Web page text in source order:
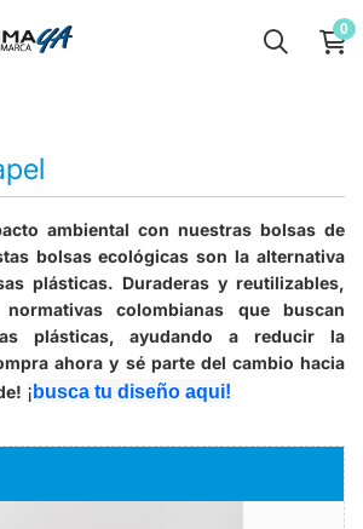
0
ambiental con nuestras bolsas de
bolsas ecológicas son la alternativa
plásticas. Duraderas y reutilizables,
colombianas que buscan
plásticas, ayudando a reducir la
ahora y sé parte del cambio hacia
¡ busca tu diseño aqui!